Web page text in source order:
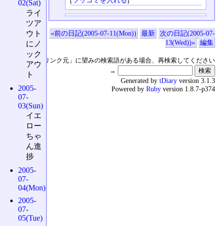
«前の日記(2005-07-11(Mon)) 最新
次の日記(2005-07-
13(Wed))»
編集
↑の「本日のリンク元」に望みの検索語がある場合、再検索してください
→
02(Sat)
ライ
ツア
ウト
にノ
ック
アウ
ト
2005-
07-
03(Sun)
イエ
ロー
ちゃ
ん進
捗
2005-
07-
04(Mon)
2005-
07-
05(Tue)
Generated by tDiary version 3.1.3
Powered by Ruby version 1.8.7-p374